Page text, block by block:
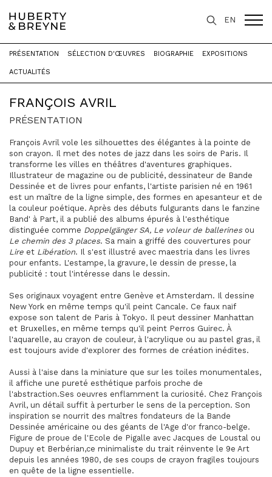
EN
Accueil > Artistes > François Avril
FRANÇOIS AVRIL
PRÉSENTATION SÉLECTION D'ŒUVRES BIOGRAPHIE EXPOSITIONS
ACTUALITÉS
PRÉSENTATION
François Avril vole les silhouettes des élégantes à la pointe de
son crayon. Il met des notes de jazz dans les soirs de Paris. Il
transforme les villes en théâtres d'aventures graphiques.
Illustrateur de magazine ou de publicité, dessinateur de Bande
Dessinée et de livres pour enfants, l'artiste parisien né en 1961
est un maître de la ligne simple, des formes en apesanteur et de
la couleur poétique. Après des débuts fulgurants dans le fanzine
Band' à Part, il a publié des albums épurés à l'esthétique
distinguée comme Doppelgänger SA, Le voleur de ballerinesou
Le chemin des 3 places. Sa main a griffé des couvertures pour
Lire et Libération. Il s'est illustré avec maestria dans les livres
pour enfants. L'estampe, la gravure, le dessin de presse, la
publicité : tout l'intéresse dans le dessin.
Ses originaux voyagent entre Genève et Amsterdam. Il dessine
New York en même temps qu'il peint Cancale. Ce faux naïf
expose son talent de Paris à Tokyo. Il peut dessiner Manhattan
et Bruxelles, en même temps qu'il peint Perros Guirec. À
l'aquarelle, au crayon de couleur, à l'acrylique ou au pastel gras, il
est toujours avide d'explorer des formes de création inédites.
Aussi à l'aise dans la miniature que sur les toiles monumentales,
il affiche une pureté esthétique parfois proche de
l'abstraction.Ses oeuvres enflamment la curiosité. Chez François
Avril, un détail suffit à perturber le sens de la perception. Son
inspiration se nourrit des maîtres fondateurs de la Bande
Dessinée américaine ou des géants de l'Age d'or franco-belge.
Figure de proue de l'Ecole de Pigalle avec Jacques de Loustal ou
Dupuy et Berbérian,ce minimaliste du trait réinvente le 9e Art
depuis les années 1980, de ses coups de crayon fragiles toujours
en quête de la ligne essentielle.